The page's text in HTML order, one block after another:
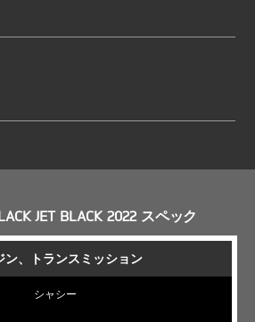
JET BLACK 2022 スペック
ン、トランスミッション
シャシー